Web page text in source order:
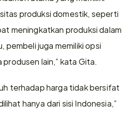
produksi domestik, seperti
meningkatkan produksi dalam
pembeli juga memiliki opsi
lain,” kata Gita.
terhadap harga tidak bersifat
hanya dari sisi Indonesia,”